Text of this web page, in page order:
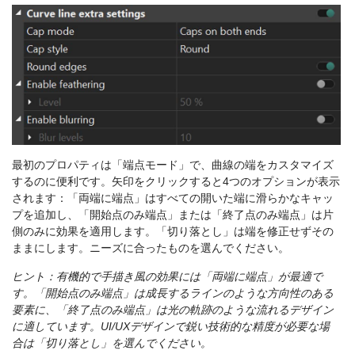
最初のプロパティは「端点モード」で、曲線の端をカスタマイズ
するのに便利です。矢印をクリックすると4つのオプションが表示
されます：「両端に端点」はすべての開いた端に滑らかなキャッ
プを追加し、「開始点のみ端点」または「終了点のみ端点」は片
側のみに効果を適用します。「切り落とし」は端を修正せずその
ままにします。ニーズに合ったものを選んでください。
ヒント：有機的で手描き風の効果には「両端に端点」が最適で
す。「開始点のみ端点」は成長するラインのような方向性のある
要素に、「終了点のみ端点」は光の軌跡のような流れるデザイン
に適しています。UI/UXデザインで鋭い技術的な精度が必要な場
合は「切り落とし」を選んでください。